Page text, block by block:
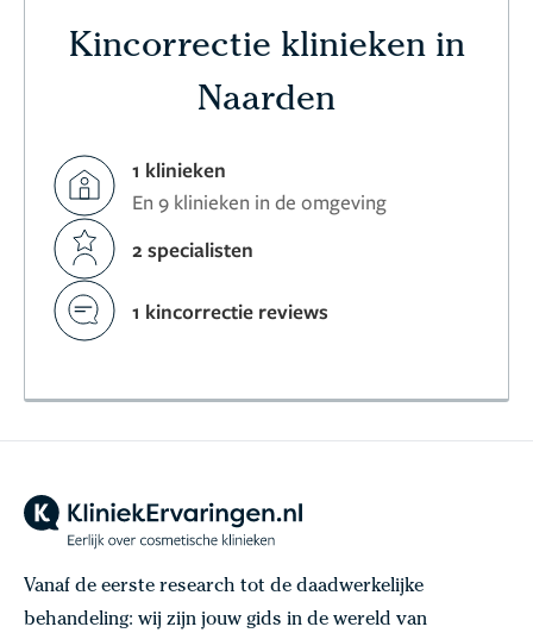
Kincorrectie klinieken in
Naarden
1 klinieken
En 9 klinieken in de omgeving
2 specialisten
1 kincorrectie reviews
Vanaf de eerste research tot de daadwerkelijke
behandeling: wij zijn jouw gids in de wereld van